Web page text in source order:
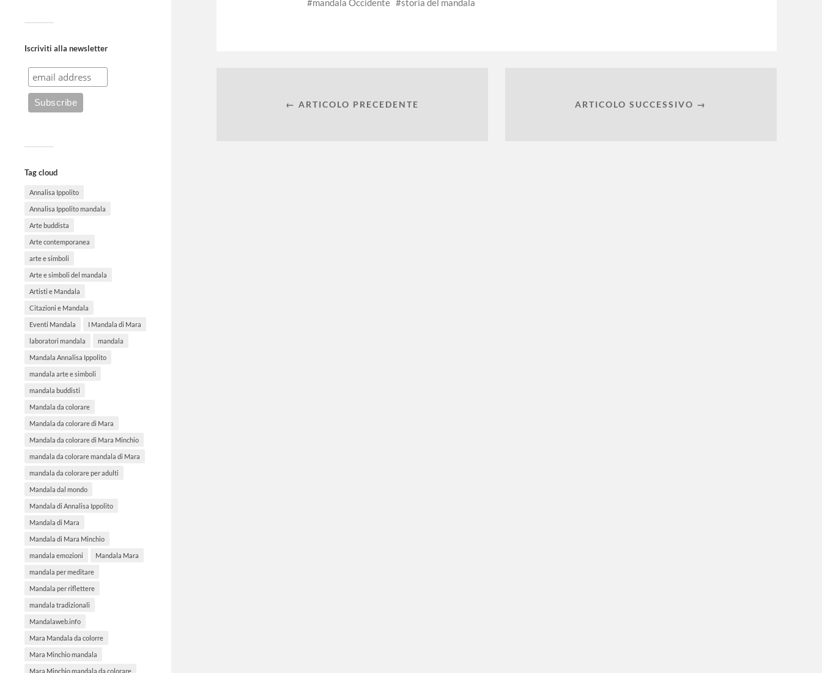
Iscriviti alla newsletter
Tag cloud
Annalisa Ippolito
Annalisa Ippolito mandala
Arte buddista
Arte contemporanea
arte e simboli
Arte e simboli del mandala
Artisti e Mandala
Citazioni e Mandala
Eventi Mandala I Mandala di Mara
laboratori mandala mandala
Mandala Annalisa Ippolito
mandala arte e simboli
mandala buddisti
Mandala da colorare
Mandala da colorare di Mara
Mandala da colorare di Mara Minchio
mandala da colorare mandala di Mara
mandala da colorare per adulti
Mandala dal mondo
Mandala di Annalisa Ippolito
Mandala di Mara
Mandala di Mara Minchio
mandala emozioni Mandala Mara
mandala per meditare
Mandala per riflettere
mandala tradizionali
Mandalaweb.info
Mara Mandala da colorre
Mara Minchio mandala
Mara Minchio mandala da colorare
mandala Occidente
storia del mandala
← ARTICOLO PRECEDENTE ARTICOLO SUCCESSIVO →